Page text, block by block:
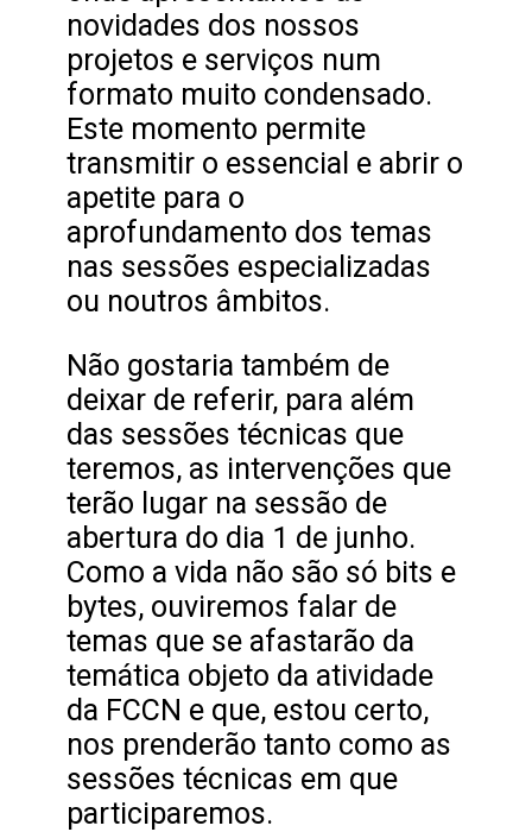
novidades dos nossos
projetos e serviços num
formato muito condensado.
Este momento permite
transmitir o essencial e abrir o
apetite para o
aprofundamento dos temas
nas sessões especializadas
ou noutros âmbitos.
Não gostaria também de
deixar de referir, para além
das sessões técnicas que
teremos, as intervenções que
terão lugar na sessão de
abertura do dia 1 de junho.
Como a vida não são só bits e
bytes, ouviremos falar de
temas que se afastarão da
temática objeto da atividade
da FCCN e que, estou certo,
nos prenderão tanto como as
sessões técnicas em que
participaremos.